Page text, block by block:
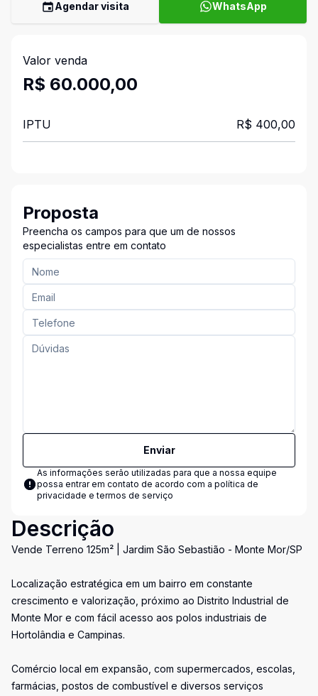
Agendar visita WhatsApp
Valor venda
R$ 60.000,00
IPTU R$ 400,00
Proposta
Preencha os campos para que um de nossos
especialistas entre em contato
Enviar
As informações serão utilizadas para que a nossa equipe
possa entrar em contato de acordo com a política de
privacidade e termos de serviço
Descrição
Vende Terreno 125m² | Jardim São Sebastião - Monte Mor/SP
Localização estratégica em um bairro em constante
crescimento e valorização, próximo ao Distrito Industrial de
Monte Mor e com fácil acesso aos polos industriais de
Hortolândia e Campinas.
Comércio local em expansão, com supermercados, escolas,
farmácias, postos de combustível e diversos serviços